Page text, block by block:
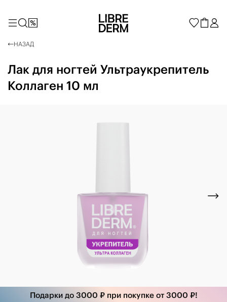
НАЗАД
Лак для ногтей Ультраукрепитель
Коллаген 10 мл
Подарки до 3000 ₽ при покупке от 3000 ₽!